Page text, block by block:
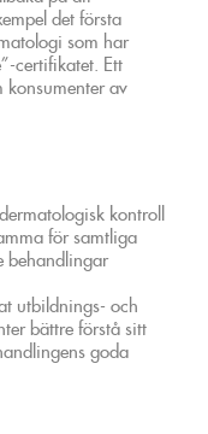
det första
som har
certifikatet. Ett
konsumenter av
kontroll
för samtliga
behandlingar
utbildnings- och
bättre förstå sitt
goda